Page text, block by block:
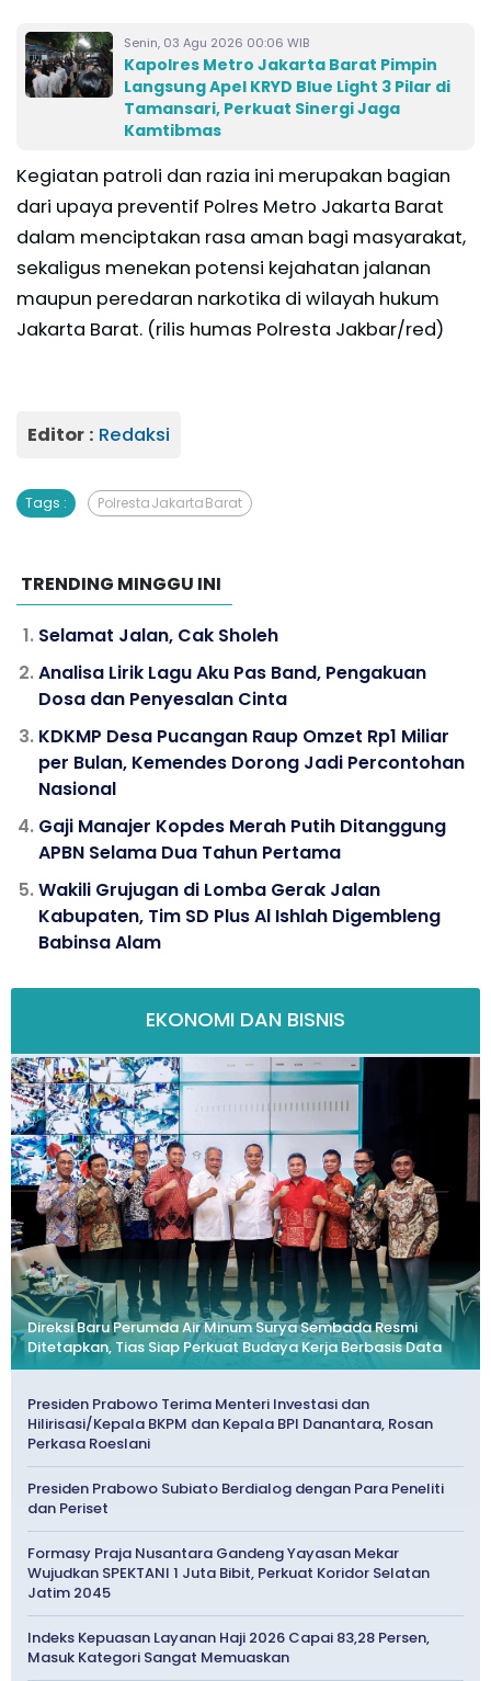
Senin, 03 Agu 2026 00:06 WIB
Kapolres Metro Jakarta Barat Pimpin
Langsung Apel KRYD Blue Light 3 Pilar di
Tamansari, Perkuat Sinergi Jaga
Kamtibmas
Kegiatan patroli dan razia ini merupakan bagian
dari upaya preventif Polres Metro Jakarta Barat
dalam menciptakan rasa aman bagi masyarakat,
sekaligus menekan potensi kejahatan jalanan
maupun peredaran narkotika di wilayah hukum
Jakarta Barat. (rilis humas Polresta Jakbar/red)
Editor : Redaksi
Tags : Polresta Jakarta Barat
TRENDING MINGGU INI
Selamat Jalan, Cak Sholeh
Analisa Lirik Lagu Aku Pas Band, Pengakuan
Dosa dan Penyesalan Cinta
KDKMP Desa Pucangan Raup Omzet Rp1 Miliar
per Bulan, Kemendes Dorong Jadi Percontohan
Nasional
Gaji Manajer Kopdes Merah Putih Ditanggung
APBN Selama Dua Tahun Pertama
Wakili Grujugan di Lomba Gerak Jalan
Kabupaten, Tim SD Plus Al Ishlah Digembleng
Babinsa Alam
EKONOMI DAN BISNIS
Direksi Baru Perumda Air Minum Surya Sembada Resmi
Ditetapkan, Tias Siap Perkuat Budaya Kerja Berbasis Data
Presiden Prabowo Terima Menteri Investasi dan
Hilirisasi/Kepala BKPM dan Kepala BPI Danantara, Rosan
Perkasa Roeslani
Presiden Prabowo Subiato Berdialog dengan Para Peneliti
dan Periset
Formasy Praja Nusantara Gandeng Yayasan Mekar
Wujudkan SPEKTANI 1 Juta Bibit, Perkuat Koridor Selatan
Jatim 2045
Indeks Kepuasan Layanan Haji 2026 Capai 83,28 Persen,
Masuk Kategori Sangat Memuaskan